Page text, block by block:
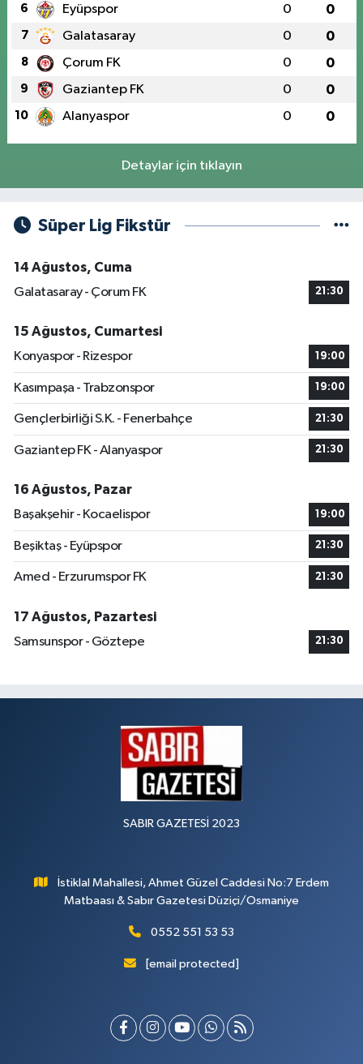
6 Eyüpspor 0 0
7 Galatasaray 0 0
8 Çorum FK 0 0
9 Gaziantep FK 0 0
10 Alanyaspor 0 0
Detaylar için tıklayın
Süper Lig Fikstür
14 Ağustos, Cuma
Galatasaray - Çorum FK
21:30
15 Ağustos, Cumartesi
Konyaspor - Rizespor
19:00
Kasımpaşa - Trabzonspor 19:00
Gençlerbirliği S.K. - Fenerbahçe 21:30
Gaziantep FK - Alanyaspor 21:30
16 Ağustos, Pazar
Başakşehir - Kocaelispor
19:00
Beşiktaş - Eyüpspor 21:30
Amed - Erzurumspor FK 21:30
17 Ağustos, Pazartesi
Samsunspor - Göztepe
21:30
SABIR GAZETESİ 2023
İstiklal Mahallesi, Ahmet Güzel Caddesi No:7 Erdem
Matbaası & Sabır Gazetesi Düziçi/Osmaniye
0552 551 53 53
[email protected]